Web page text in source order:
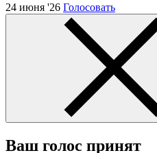
24 июня '26 Голосовать
Ваш голос принят